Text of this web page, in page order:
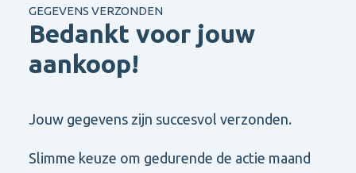
GEGEVENS VERZONDEN
Bedankt voor jouw
aankoop!
Jouw gegevens zijn succesvol verzonden.
Slimme keuze om gedurende de actie maand